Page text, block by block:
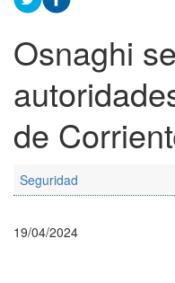
Osnaghi
de
Seguridad
19/04/2024